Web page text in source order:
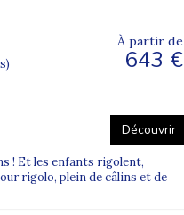
À partir de
643 €
Découvrir
! Et les enfants rigolent,
rigolo, plein de câlins et de